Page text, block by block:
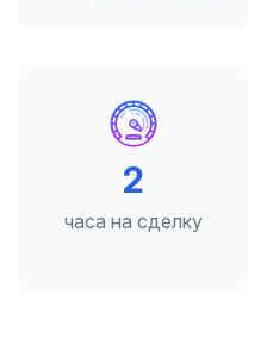
2
часа на сделку